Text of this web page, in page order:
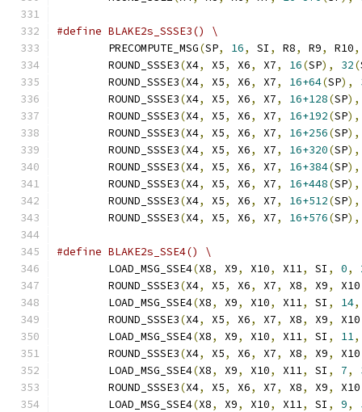
#define BLAKE2s_SSSE3() \
	PRECOMPUTE_MSG
(SP, 16, SI , R8, R9, R10,
	ROUND_SSSE3
(X4, X5, X6, X7, 16(SP), 32(
	ROUND_SSSE3
(X4, X5, X6, X7, 16+64(SP),
	ROUND_SSSE3
(X4, X5, X6, X7, 16+128(SP),
	ROUND_SSSE3
(X4, X5, X6, X7, 16+192(SP),
	ROUND_SSSE3
(X4, X5, X6, X7, 16+256(SP),
	ROUND_SSSE3
(X4, X5, X6, X7, 16+320(SP),
	ROUND_SSSE3
(X4, X5, X6, X7, 16+384(SP),
	ROUND_SSSE3
(X4, X5, X6, X7, 16+448(SP),
	ROUND_SSSE3
(X4, X5, X6, X7, 16+512(SP),
	ROUND_SSSE3
(X4, X5, X6, X7, 16+576(SP),
#define BLAKE2s_SSE4() \
	LOAD_MSG_SSE4
(X8, X9, X10, X11, SI , 0,
	ROUND_SSSE3
(X4, X5, X6, X7, X8, X9, X10
	LOAD_MSG_SSE4
(X8, X9, X10, X11, SI , 14,
	ROUND_SSSE3
(X4, X5, X6, X7, X8, X9, X10
	LOAD_MSG_SSE4
(X8, X9, X10, X11, SI , 11,
	ROUND_SSSE3
(X4, X5, X6, X7, X8, X9, X10
	LOAD_MSG_SSE4
(X8, X9, X10, X11, SI , 7,
	ROUND_SSSE3
(X4, X5, X6, X7, X8, X9, X10
	LOAD_MSG_SSE4
(X8, X9, X10, X11, SI , 9,